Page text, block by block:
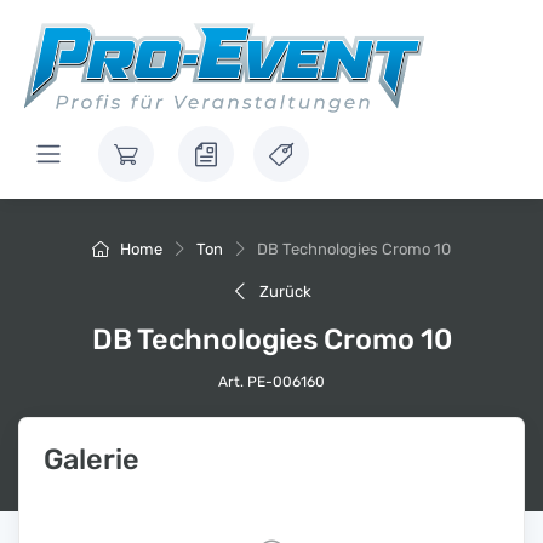
Home Ton DB Technologies Cromo 10
Zurück
DB Technologies Cromo 10
Art. PE-006160
Galerie